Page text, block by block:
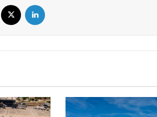
Facebook